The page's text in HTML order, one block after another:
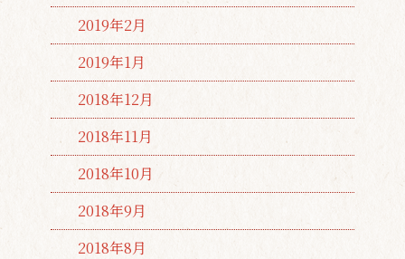
2019年2月
2019年1月
2018年12月
2018年11月
2018年10月
2018年9月
2018年8月